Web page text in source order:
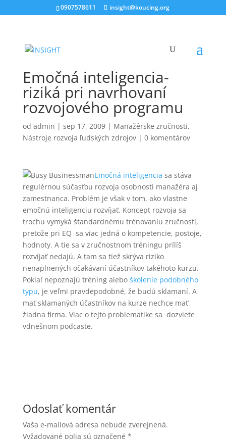
0907578611 insight@koucing.org
Emočná inteligencia-
riziká pri navrhovaní
rozvojového programu
od admin | sep 17, 2009| Manažérske zručnosti,
Nástroje rozvoja ľudských zdrojov| 0 komentárov
Emočná inteligencia sa stáva
regulérnou súčasťou rozvoja osobnosti manažéra aj
zamestnanca. Problém je však v tom, ako vlastne
emočnú inteligenciu rozvíjať. Koncept rozvoja sa
trochu vymyká štandardnému trénovaniu zručností,
pretože pri EQ sa viac jedná o kompetencie, postoje,
hodnoty. A tie sa v zručnostnom tréningu prílíš
rozvíjať nedajú. A tam sa tiež skrýva riziko
nenaplnených očakávaní účastníkov takéhoto kurzu.
Pokiaľ nepoznajú tréning alebo školenie podobného
typu, je veľmi pravdepodobné, že budú sklamaní. A
mať sklamaných účastníkov na kurze nechce mať
žiadna firma. Viac o tejto problematike sa dozviete
vdnešnom podcaste.
Odoslať komentár
Vaša e-mailová adresa nebude zverejnená.
Vyžadované polia sú označené *